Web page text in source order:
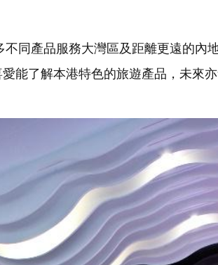
同產品服務大灣區及距離更遠的內
能了解本港特色的旅遊產品，未來